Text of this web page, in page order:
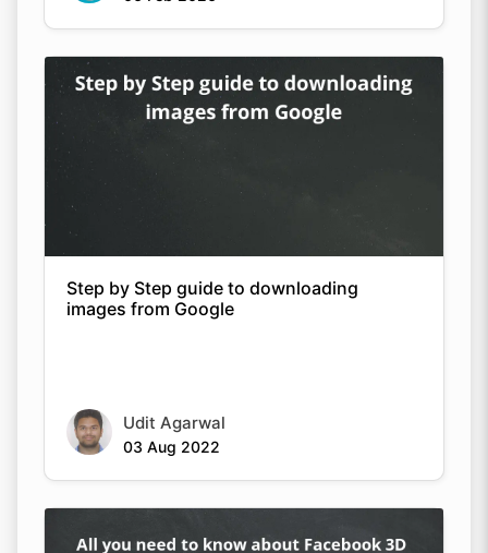
Step by Step guide to downloading
images from Google
Udit Agarwal
03 Aug 2022